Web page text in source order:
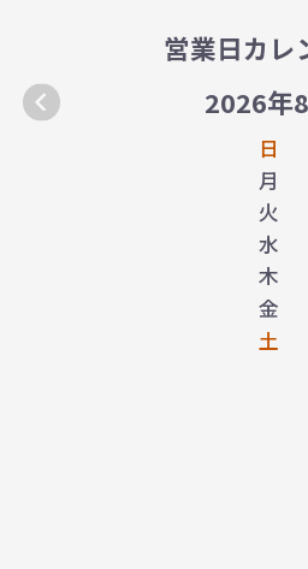
営業日カレ
2026年
日
月
火
水
木
金
土